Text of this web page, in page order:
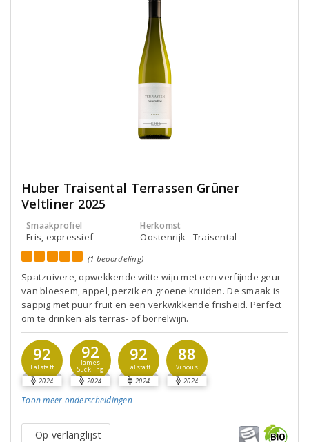
Huber Traisental Terrassen Grüner
Veltliner 2025
Smaakprofiel
Fris, expressief
Herkomst
Oostenrijk - Traisental
(1 beoordeling)
Spatzuivere, opwekkende witte wijn met een verfijnde geur
van bloesem, appel, perzik en groene kruiden. De smaak is
sappig met puur fruit en een verkwikkende frisheid. Perfect
om te drinken als terras- of borrelwijn.
92
Falstaff
2024
92
James
Suckling
2024
92
Falstaff
2024
88
Vinous
2024
Toon meer onderscheidingen
Op verlanglijst